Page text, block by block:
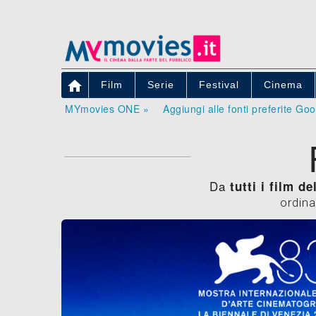
 Film Serie Festival Cinema
MYmovies ONE » Aggiungi alle fonti preferite
Da tutti i film